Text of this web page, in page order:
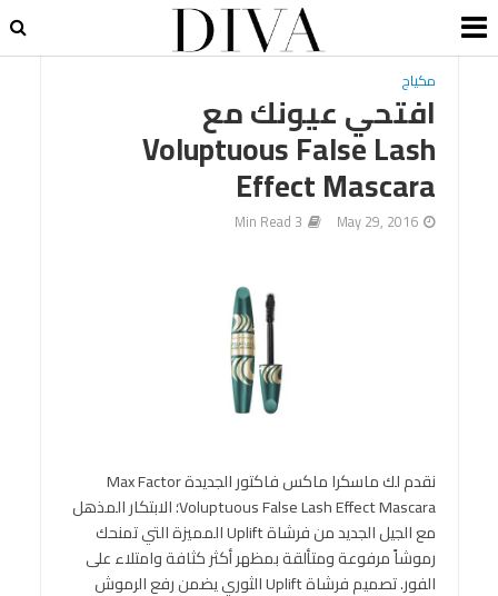
مكياج
افتحي عيونك مع
Voluptuous False Lash
Effect Mascara
May 29, 2016
3 Min Read
نقدم لك ماسكرا ماكس فاكتور الجديدة Max Factor
Voluptuous False Lash Effect Mascara؛ الابتكار المذهل
مع الجيل الجديد من فرشاة Uplift المميزة التي تمنحك
رموشاً مرفوعة ومتألقة بمظهر أكثر كثافة وامتلاء على
الفور. تصميم فرشاة Uplift الثوري يضمن رفع الرموش